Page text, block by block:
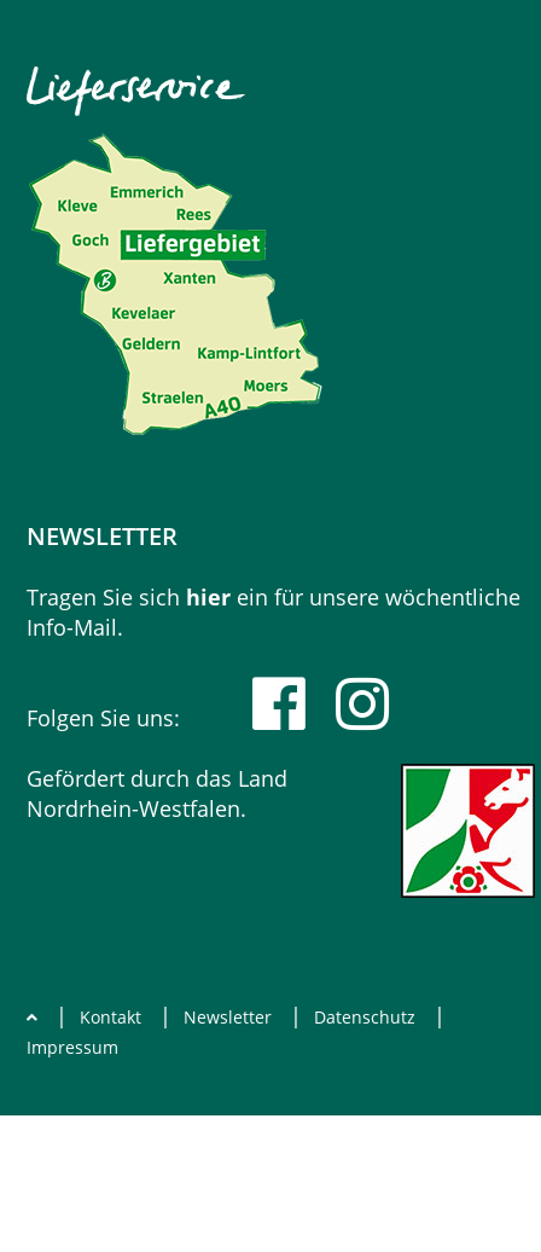
NEWSLETTER
Tragen Sie sich hier ein für unsere wöchentliche
Info-Mail.
Folgen Sie uns:
Gefördert durch das Land
Nordrhein-Westfalen.
| Kontakt | Newsletter | Datenschutz |
Impressum